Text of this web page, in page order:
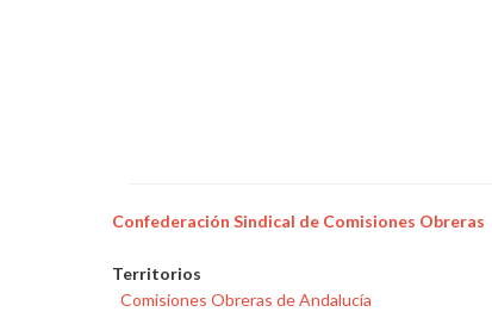
Confederación Sindical de Comisiones Obreras
Territorios
Comisiones Obreras de Andalucía